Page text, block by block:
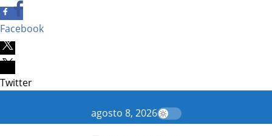
Facebook
Twitter
contenido
agosto 8, 2026